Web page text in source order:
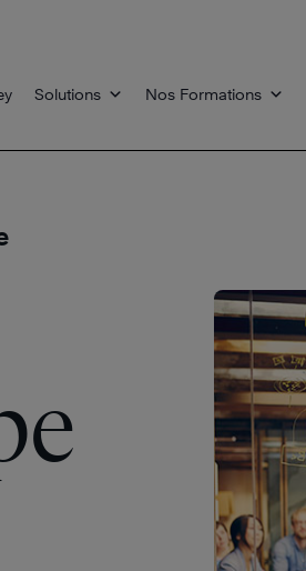
Solutions Nos Formations